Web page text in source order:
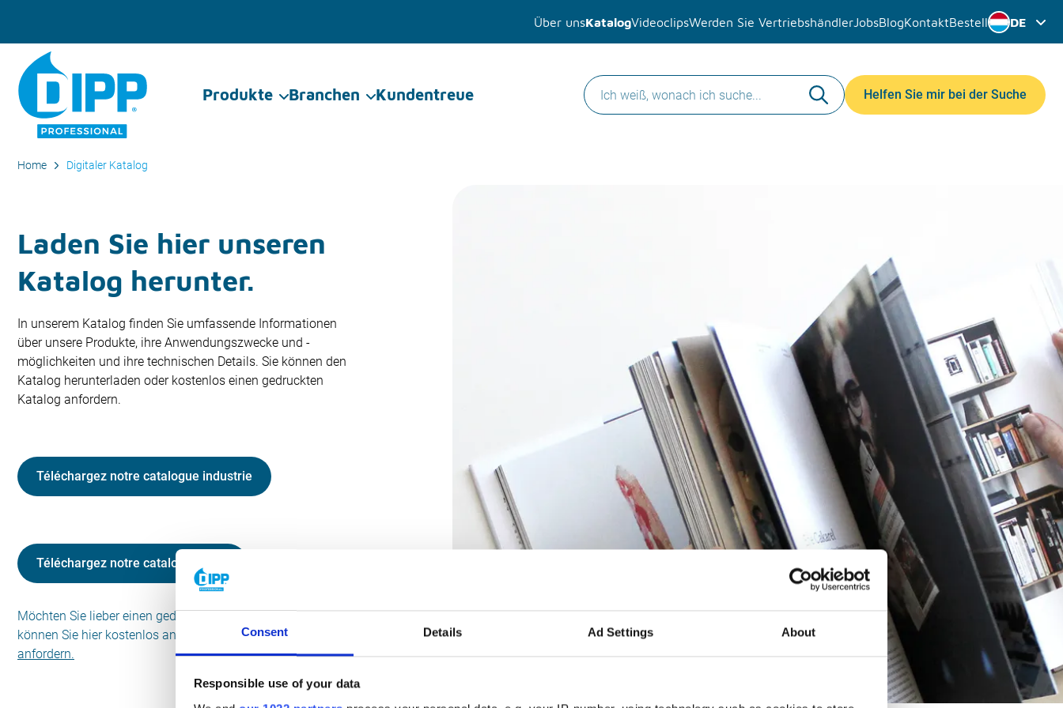
Consent Details Ad Settings About
Responsible use of your data
Über unsKatalogVideoclipsWerden Sie Vertriebshändler JobsBlogKontaktBestell DE
Produkte Branchen Kundentreue Helfen Sie mir bei der Suche
Home Digitaler Katalog
Laden Sie hier unseren
Katalog herunter.
In unserem Katalog finden Sie umfassende Informationen
über unsere Produkte, ihre Anwendungszwecke und -
möglichkeiten und ihre technischen Details. Sie können den
Katalog herunterladen oder kostenlos einen gedruckten
Katalog anfordern.
Téléchargez notre catalogue industrie
Téléchargez notre catalogue food
Möchten Sie lieber einen gedruckten Katalog? Diesen
können Sie hier kostenlos anfordern.
Hier kostenlos
anfordern.